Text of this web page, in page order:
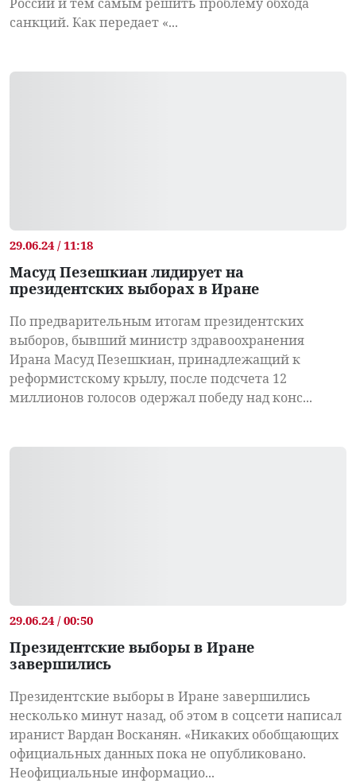
санкций. Как передает «...
29.06.24 / 11:18
Масуд Пезешкиан лидирует на
президентских выборах в Иране
По предварительным итогам президентских
выборов, бывший министр здравоохранения
Ирана Масуд Пезешкиан, принадлежащий к
реформистскому крылу, после подсчета 12
миллионов голосов одержал победу над конс...
29.06.24 / 00:50
Президентские выборы в Иране
завершились
Президентские выборы в Иране завершились
несколько минут назад, об этом в соцсети написал
иранист Вардан Восканян. «Никаких обобщающих
официальных данных пока не опубликовано.
Неофициальные информацио...